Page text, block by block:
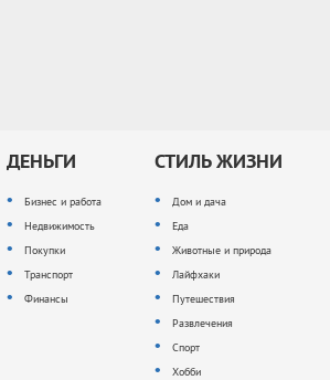
ДЕНЬГИ
Бизнес и работа
Недвижимость
Покупки
Транспорт
Финансы
СТИЛЬ ЖИЗНИ
Дом и дача
Еда
Животные и природа
Лайфхаки
Путешествия
Развлечения
Спорт
Хобби